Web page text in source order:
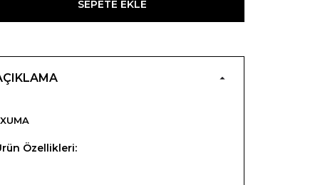
SEPETE EKLE
Özellikleri: